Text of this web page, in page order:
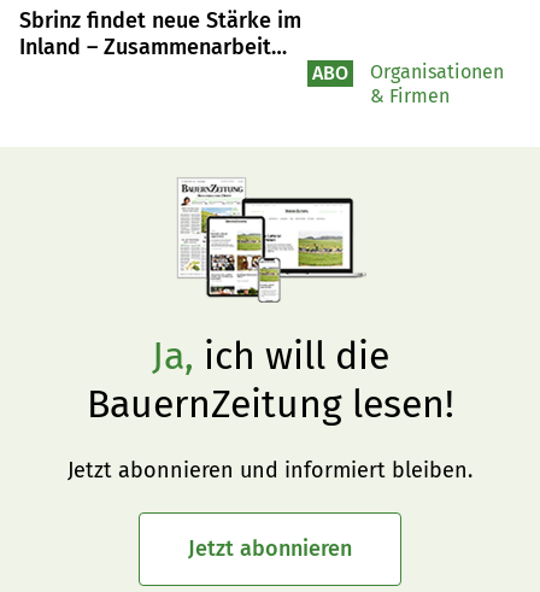
Treibhausgasemissionen.
Sbrinz findet neue Stärke im
Inland – Zusammenarbeit
ABO
Organisationen
& Firmen
Ja, ich will die
BauernZeitung lesen!
Jetzt abonnieren und informiert bleiben.
Jetzt abonnieren